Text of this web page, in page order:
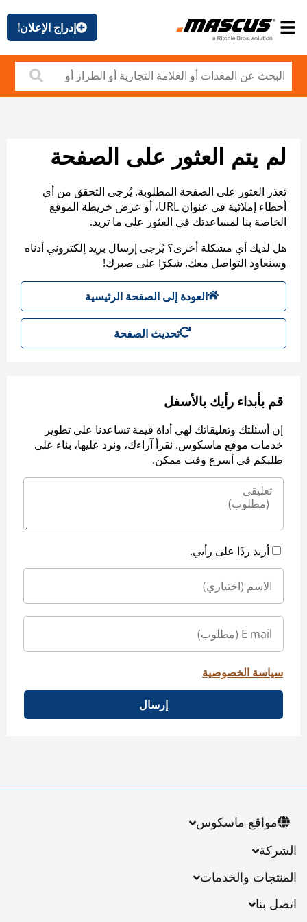
إدراج الإعلان!
لم يتم العثور على الصفحة
تعذر العثور على الصفحة المطلوبة. يُرجى التحقق من أي
أخطاء إملائية في عنوان URL، أو عرض خريطة الموقع
الخاصة بنا لمساعدتك في العثور على ما تريد.
هل لديك أي مشكلة أخرى؟ يُرجى إرسال بريد إلكتروني أدناه
وسنعاود التواصل معك. شكرًا على صبرك!
العودة إلى الصفحة الرئيسية
تحديث الصفحة
قم بأبداء رأيك بالأسفل
إن أسئلتك وتعليقاتك لهي أداة قيمة تساعدنا على تطوير
خدمات موقع ماسكوس. نقرأ آراءك، ونرد عليها، بناء على
طلبكم في أسرع وقت ممكن.
أريد ردًا على رأيي.
سياسة الخصوصية
إرسال
الشركة
المنتجات والخدمات
اتصل بنا
مواقع ماسكوس